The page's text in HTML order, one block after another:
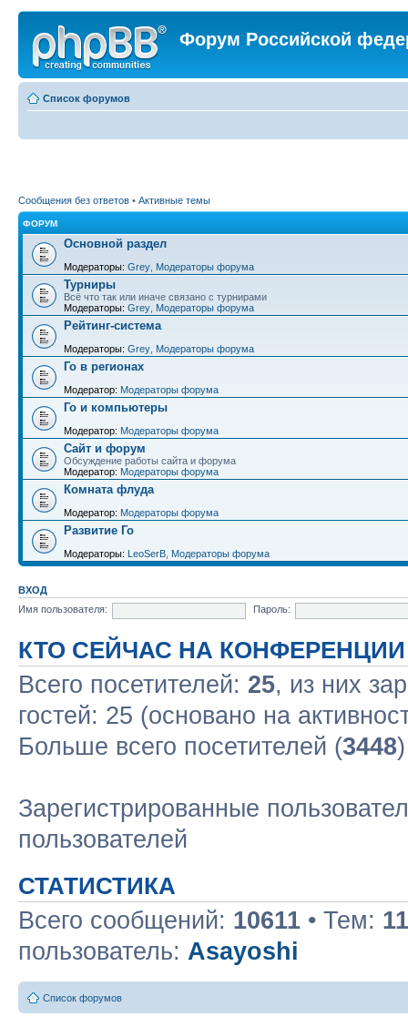
Форум Российской
Список форумов
Сообщения без ответов • Активные темы
ФОРУМ
Основной раздел
Модераторы: Grey Модераторы форума
Турниры
Всё что так или иначе связано с турнирами
Модераторы: Grey Модераторы форума
Рейтинг-система
Модераторы: Grey Модераторы форума
Го в регионах
Модератор: Модераторы форума
Го и компьютеры
Модератор: Модераторы форума
Сайт и форум
Обсуждение работы сайта и форума
Модератор: Модераторы форума
Комната флуда
Модератор: Модераторы форума
Развитие Го
Модераторы: LeoSerB Модераторы форума
ВХОД
Имя пользователя:
Пароль:
КТО СЕЙЧАС НА КОНФЕРЕНЦИИ
Всего посетителей: 25, из них
гостей: 25 (основано на
Больше всего посетителей (3448
Зарегистрированные
пользователей
СТАТИСТИКА
Всего сообщений: 10611 • Тем:
пользователь: Asayoshi
Список форумов